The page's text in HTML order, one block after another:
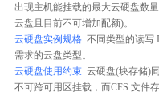
出现主机能挂载的最大云硬盘数
云盘且目前不可增加配额)。
云硬盘实例规格: 不同类型的读写
需求的云盘类型。
云硬盘使用约束: 云硬盘(块存储)
不可跨可用区挂载，而CFS 文件